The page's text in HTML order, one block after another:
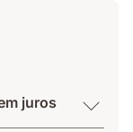
juros